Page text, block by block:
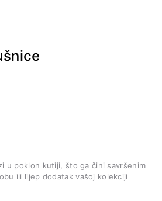
u poklon kutiji, što ga čini savršenim
ili lijep dodatak vašoj kolekciji